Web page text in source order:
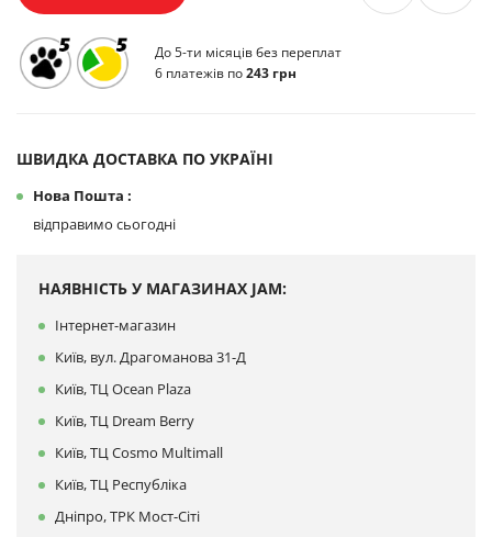
До 5-ти місяців без переплат
6 платежів по243 грн
ШВИДКА ДОСТАВКА ПО УКРАЇНІ
Нова Пошта :
відправимо сьогодні
НАЯВНІСТЬ У МАГАЗИНАХ JAM:
Інтернет-магазин
Київ, вул. Драгоманова 31-Д
Київ, ТЦ Ocean Plaza
Київ, ТЦ Dream Berry
Київ, ТЦ Cosmo Multimall
Київ, ТЦ Республіка
Дніпро, ТРК Мост-Сіті